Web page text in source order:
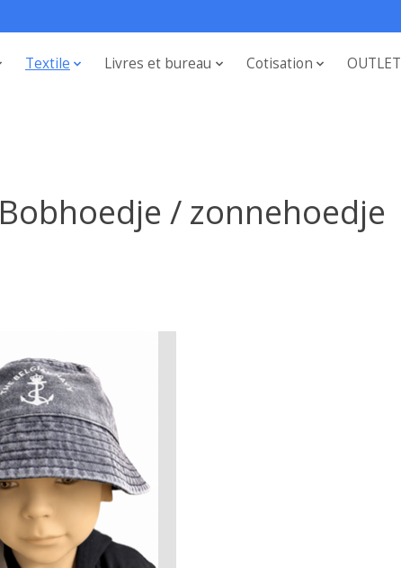
Textile Livres et bureau Cotisation OUTLET
Bobhoedje / zonnehoedje